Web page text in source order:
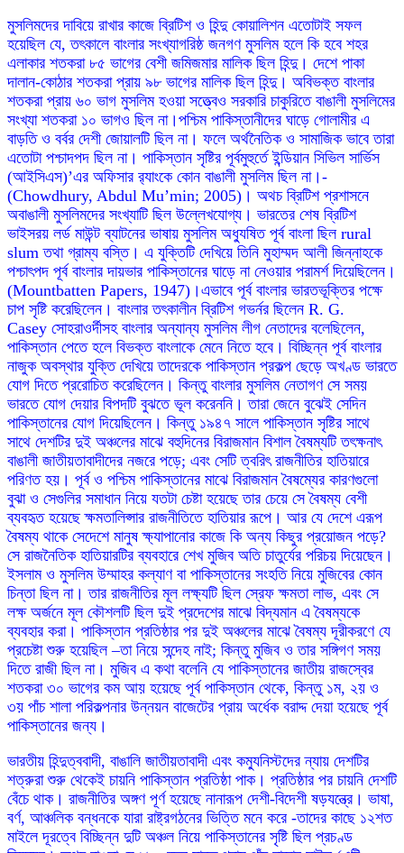
মুসলিমদের দাবিয়ে রাখার কাজে ব্রিটিশ ও হিন্দু কোয়ালিশন এতোটাই সফল
হয়েছিল যে, তৎকালে বাংলার সংখ্যাগরিষ্ঠ জনগণ মুসলিম হলে কি হবে শহর
এলাকার শতকরা ৮৫ ভাগের বেশী জমিজমার মালিক ছিল হিন্দু। দেশে পাকা
দালান-কোঠার শতকরা প্রায় ৯৮ ভাগের মালিক ছিল হিন্দু। অবিভক্ত বাংলার
শতকরা প্রায় ৬০ ভাগ মুসলিম হওয়া সত্ত্বেও সরকারি চাকুরিতে বাঙালী মুসলিমের
সংখ্যা শতকরা ১০ ভাগও ছিল না।পশ্চিম পাকিস্তানীদের ঘাড়ে গোলামীর এ
বাড়তি ও বর্বর দেশী জোয়ালটি ছিল না। ফলে অর্থনৈতিক ও সামাজিক ভাবে তারা
এতোটা পশ্চাদপদ ছিল না। পাকিস্তান সৃষ্টির পূর্বমুহুর্তে ইন্ডিয়ান সিভিল সার্ভিস
(আইসিএস)’এর অফিসার র‌্যাংকে কোন বাঙালী মুসলিম ছিল না।-
(Chowdhury, Abdul Mu’min; 2005)। অথচ ব্রিটিশ প্রশাসনে
অবাঙালী মুসলিমদের সংখ্যাটি ছিল উল্লেখযোগ্য। ভারতের শেষ ব্রিটিশ
ভাইসরয় লর্ড মাউন্ট ব্যাটনের ভাষায় মুসলিম অধ্যুষিত পূর্ব বাংলা ছিল rural
slum তথা গ্রাম্য বস্তি। এ যুক্তিটি দেখিয়ে তিনি মুহাম্মদ আলী জিন্নাহকে
পশ্চাৎপদ পূর্ব বাংলার দায়ভার পাকিস্তানের ঘাড়ে না নেওয়ার পরামর্শ দিয়েছিলেন।
(Mountbatten Papers, 1947)।এভাবে পূর্ব বাংলার ভারতভূক্তির পক্ষে
চাপ সৃষ্টি করেছিলেন। বাংলার তৎকালীন ব্রিটিশ গভর্নর ছিলেন R. G.
Casey সোহরাওর্দীসহ বাংলার অন্যান্য মুসলিম লীগ নেতাদের বলেছিলেন,
পাকিস্তান পেতে হলে বিভক্ত বাংলাকে মেনে নিতে হবে। বিচ্ছিন্ন পূর্ব বাংলার
নাজুক অবস্থার যুক্তি দেখিয়ে তাদেরকে পাকিস্তান প্রকল্প ছেড়ে অখণ্ড ভারতে
যোগ দিতে প্ররোচিত করেছিলেন। কিন্তু বাংলার মুসলিম নেতাগণ সে সময়
ভারতে যোগ দেয়ার বিপদটি বুঝতে ভূল করেননি। তারা জেনে বুঝেই সেদিন
পাকিস্তানের যোগ দিয়েছিলেন। কিন্তু ১৯৪৭ সালে পাকিস্তান সৃষ্টির সাথে
সাথে দেশটির দুই অঞ্চলের মাঝে বহুদিনের বিরাজমান বিশাল বৈষম্যটি তৎক্ষনাৎ
বাঙালী জাতীয়তাবাদীদের নজরে পড়ে; এবং সেটি ত্বরিৎ রাজনীতির হাতিয়ারে
পরিণত হয়। পূর্ব ও পশ্চিম পাকিস্তানের মাঝে বিরাজমান বৈষম্যের কারণগুলো
বুঝা ও সেগুলির সমাধান নিয়ে যতটা চেষ্টা হয়েছে তার চেয়ে সে বৈষম্য বেশী
ব্যবহৃত হয়েছে ক্ষমতালিপ্সার রাজনীতিতে হাতিয়ার রূপে। আর যে দেশে এরূপ
বৈষম্য থাকে সেদেশে মানুষ ক্ষ্যাপানোর কাজে কি অন্য কিছুর প্রয়োজন পড়ে?
সে রাজনৈতিক হাতিয়ারটির ব্যবহারে শেখ মুজিব অতি চাতুর্যের পরিচয় দিয়েছেন।
ইসলাম ও মুসলিম উম্মাহর কল্যাণ বা পাকিস্তানের সংহতি নিয়ে মুজিবের কোন
চিন্তা ছিল না। তার রাজনীতির মূল লক্ষ্যটি ছিল স্রেফ ক্ষমতা লাভ, এবং সে
লক্ষ অর্জনে মূল কৌশলটি ছিল দুই প্রদেশের মাঝে বিদ্যমান এ বৈষম্যকে
ব্যবহার করা। পাকিস্তান প্রতিষ্ঠার পর দুই অঞ্চলের মাঝে বৈষম্য দূরীকরণে যে
প্রচেষ্টা শুরু হয়েছিল –তা নিয়ে সন্দেহ নাই; কিন্তু মুজিব ও তার সঙ্গিগণ সময়
দিতে রাজী ছিল না। মুজিব এ কথা বলেনি যে পাকিস্তানের জাতীয় রাজস্বের
শতকরা ৩০ ভাগের কম আয় হয়েছে পূর্ব পাকিস্তান থেকে, কিন্তু ১ম, ২য় ও
৩য় পাঁচ শালা পরিকল্পনার উন্নয়ন বাজেটের প্রায় অর্ধেক বরাদ্দ দেয়া হয়েছে পূর্ব
পাকিস্তানের জন্য।
ভারতীয় হিন্দুত্ববাদী, বাঙালি জাতীয়তাবাদী এবং কম্যুনিস্টদের ন্যায় দেশটির
শত্রুরা শুরু থেকেই চায়নি পাকিস্তান প্রতিষ্ঠা পাক। প্রতিষ্ঠার পর চায়নি দেশটি
বেঁচে থাক। রাজনীতির অঙ্গণ পূর্ণ হয়েছে নানারূপ দেশী-বিদেশী ষড়যন্ত্রে। ভাষা,
বর্ণ, আঞ্চলিক বন্ধনকে যারা রাষ্ট্রগঠনের ভিত্তি মনে করে -তাদের কাছে ১২শত
মাইলে দূরত্বে বিচ্ছিন্ন দুটি অঞ্চল নিয়ে পাকিস্তানের সৃষ্টি ছিল প্রচণ্ড